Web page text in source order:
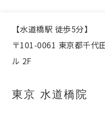
【水道橋駅 徒歩5分】
〒101-0061 東京都千代
ル 2F
東京 水道橋院